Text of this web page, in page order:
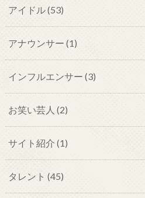
アイドル(53)
アナウンサー (1)
インフルエンサー (3)
お笑い芸人 (2)
サイト紹介 (1)
タレント (45)